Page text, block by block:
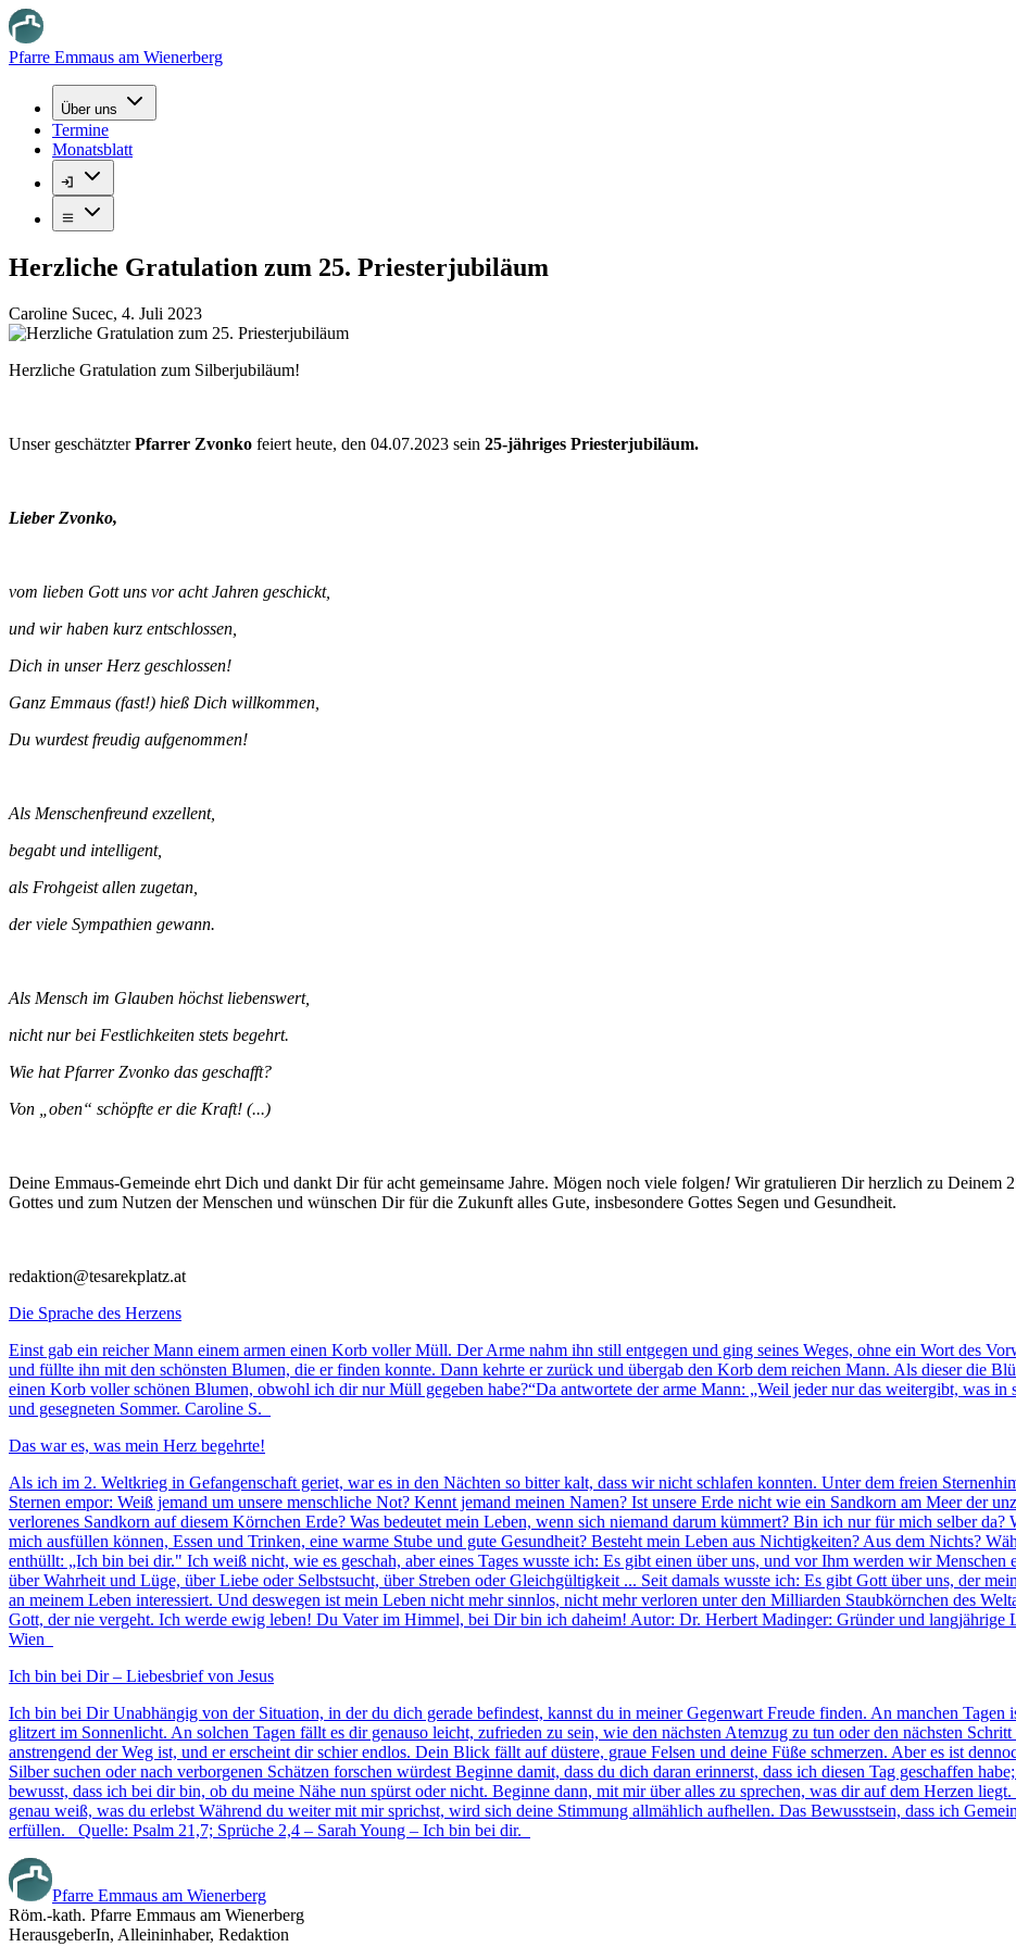
Pfarre Emmaus am Wienerberg
Über uns
Termine
Monatsblatt
Herzliche Gratulation zum 25. Priesterjubiläum
Caroline Sucec, 4. Juli 2023
Herzliche Gratulation zum Silberjubiläum!
Unser geschätzterPfarrer Zvonko feiert heute, den 04.07.2023 sein 25-jähriges Priesterjubiläum.
Lieber Zvonko,
vom lieben Gott uns vor acht Jahren geschickt,
und wir haben kurz entschlossen,
Dich in unser Herz geschlossen!
Ganz Emmaus (fast!) hieß Dich willkommen,
Du wurdest freudig aufgenommen!
Als Menschenfreund exzellent,
begabt und intelligent,
als Frohgeist allen zugetan,
der viele Sympathien gewann.
Als Mensch im Glauben höchst liebenswert,
nicht nur bei Festlichkeiten stets begehrt.
Wie hat Pfarrer Zvonko das geschafft?
Von „oben“ schöpfte er die Kraft! (...)
Deine Emmaus-Gemeinde ehrt Dich und dankt Dir für acht gemeinsame Jahre. Mögen noch viele folgen! Wir gratulieren Dir herzlich zu Deinem
Gottes und zum Nutzen der Menschen und wünschen Dir für die Zukunft alles Gute, insbesondere Gottes Segen und Gesundheit.
redaktion@tesarekplatz.at
Die Sprache des Herzens
Einst gab ein reicher Mann einem armen einen Korb voller Müll. Der Arme nahm ihn still entgegen und ging seines Weges, ohne ein Wort des
und füllte ihn mit den schönsten Blumen, die er finden konnte. Dann kehrte er zurück und übergab den Korb dem reichen Mann. Als dieser die
einen Korb voller schönen Blumen, obwohl ich dir nur Müll gegeben habe?“Da antwortete der arme Mann: „Weil jeder nur das weitergibt, was in
und gesegneten Sommer. Caroline S.
Das war es, was mein Herz begehrte!
Als ich im 2. Weltkrieg in Gefangenschaft geriet, war es in den Nächten so bitter kalt, dass wir nicht schlafen konnten. Unter dem freien
Sternen empor: Weiß jemand um unsere menschliche Not? Kennt jemand meinen Namen? Ist unsere Erde nicht wie ein Sandkorn am Meer der
verlorenes Sandkorn auf diesem Körnchen Erde? Was bedeutet mein Leben, wenn sich niemand darum kümmert? Bin ich nur für mich selber
mich ausfüllen können, Essen und Trinken, eine warme Stube und gute Gesundheit? Besteht mein Leben aus Nichtigkeiten? Aus dem Nichts?
enthüllt: „Ich bin bei dir." Ich weiß nicht, wie es geschah, aber eines Tages wusste ich: Es gibt einen über uns, und vor Ihm werden wir Menschen
über Wahrheit und Lüge, über Liebe oder Selbstsucht, über Streben oder Gleichgültigkeit ... Seit damals wusste ich: Es gibt Gott über uns, der
an meinem Leben interessiert. Und deswegen ist mein Leben nicht mehr sinnlos, nicht mehr verloren unter den Milliarden Staubkörnchen des
Gott, der nie vergeht. Ich werde ewig leben! Du Vater im Himmel, bei Dir bin ich daheim! Autor: Dr. Herbert Madinger: Gründer und langjährige
Wien
Ich bin bei Dir – Liebesbrief von Jesus
Ich bin bei Dir Unabhängig von der Situation, in der du dich gerade befindest, kannst du in meiner Gegenwart Freude finden. An manchen
glitzert im Sonnenlicht. An solchen Tagen fällt es dir genauso leicht, zufrieden zu sein, wie den nächsten Atemzug zu tun oder den nächsten
anstrengend der Weg ist, und er erscheint dir schier endlos. Dein Blick fällt auf düstere, graue Felsen und deine Füße schmerzen. Aber es ist
Silber suchen oder nach verborgenen Schätzen forschen würdest Beginne damit, dass du dich daran erinnerst, dass ich diesen Tag geschaffen
bewusst, dass ich bei dir bin, ob du meine Nähe nun spürst oder nicht. Beginne dann, mit mir über alles zu sprechen, was dir auf dem Herzen
genau weiß, was du erlebst Während du weiter mit mir sprichst, wird sich deine Stimmung allmählich aufhellen. Das Bewusstsein, dass ich
erfüllen. Quelle: Psalm 21,7; Sprüche 2,4 – Sarah Young – Ich bin bei dir.
Pfarre Emmaus am Wienerberg
Röm.-kath. Pfarre Emmaus am Wienerberg
HerausgeberIn, Alleininhaber, Redaktion